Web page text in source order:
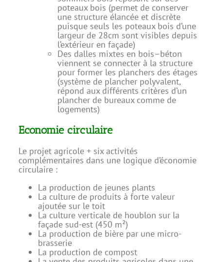
poteaux bois (permet de conserver
une structure élancée et discrète
puisque seuls les poteaux bois d’une
largeur de 28cm sont visibles depuis
l’extérieur en façade)
Des dalles mixtes en bois–béton
viennent se connecter à la structure
pour former les planchers des étages
(système de plancher polyvalent,
répond aux différents critères d’un
plancher de bureaux comme de
logements)
Economie circulaire
Le projet agricole + six activités
complémentaires dans une logique d’économie
circulaire :
La production de jeunes plants
La culture de produits à forte valeur
ajoutée sur le toit
La culture verticale de houblon sur la
façade sud-est (450 m²)
La production de bière par une micro-
brasserie
La production de compost